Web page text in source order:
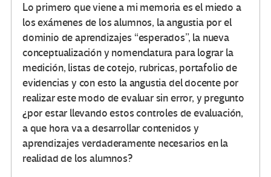
Lo primero que viene a mi memoria es el miedo a
los exámenes de los alumnos, la angustia por el
dominio de aprendizajes “esperados”, la nueva
conceptualización y nomenclatura para lograr la
medición, listas de cotejo, rubricas, portafolio de
evidencias y con esto la angustia del docente por
realizar este modo de evaluar sin error, y pregunto
¿por estar llevando estos controles de evaluación,
a que hora va a desarrollar contenidos y
aprendizajes verdaderamente necesarios en la
realidad de los alumnos?